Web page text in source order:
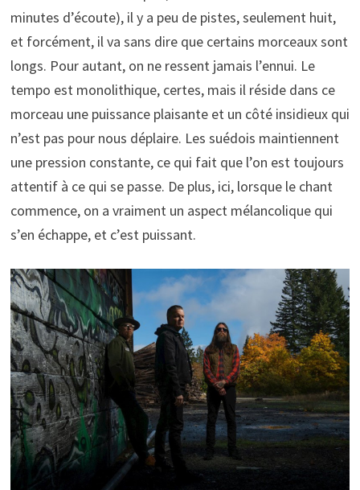
minutes d’écoute), il y a peu de pistes, seulement huit,
et forcément, il va sans dire que certains morceaux sont
longs. Pour autant, on ne ressent jamais l’ennui. Le
tempo est monolithique, certes, mais il réside dans ce
morceau une puissance plaisante et un côté insidieux qui
n’est pas pour nous déplaire. Les suédois maintiennent
une pression constante, ce qui fait que l’on est toujours
attentif à ce qui se passe. De plus, ici, lorsque le chant
commence, on a vraiment un aspect mélancolique qui
s’en échappe, et c’est puissant.